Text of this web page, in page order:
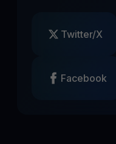
Twitter/X
Facebook